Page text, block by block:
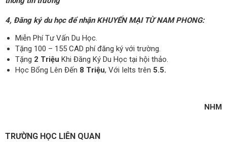
4, Đăng ký du học để nhận KHUYẾN MẠI TỪ NAM PHONG:
Miễn Phí Tư Vấn Du Học.
Tặng 100 – 155 CAD phí đăng ký với trường.
Tặng 2 Triệu Khi Đăng Ký Du Học tại hội thảo.
Học Bổng Lên Đến 8 Triệu, Với Ielts trên 5.5.
NHM
TRƯỜNG HỌC LIÊN QUAN